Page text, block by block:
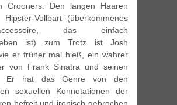
Crooners. Den langen Haaren
Vollbart (überkommenes
das einfach
ist) zum Trotz ist Josh
er früher mal hieß, ein wahrer
von Frank Sinatra und seinen
Er hat das Genre von den
sexuellen Konnotationen der